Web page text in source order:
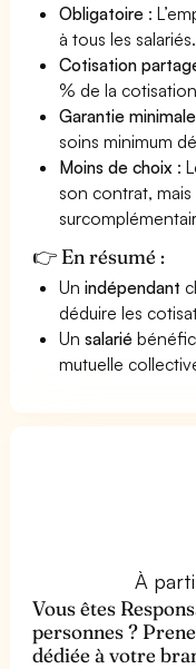
Obligatoire :
à tous les salariés.
Cotisation
% de la
Garantie minimale
soins minimum
Moins de choix :
son contrat,
👉 En résumé :
Unindépendant
déduire les
Unsalarié
mutuelle
À
Vous êtes
personnes ?
dédiée à votre